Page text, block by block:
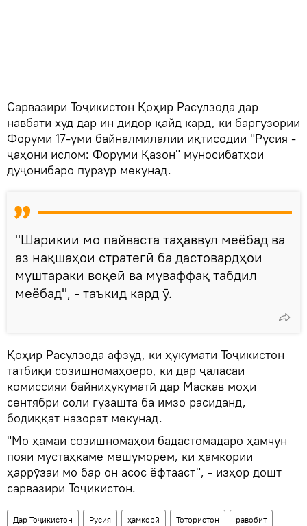
Сарвазири Тоҷикистон Қоҳир Расулзода дар
навбати худ дар ин дидор қайд кард, ки баргузории
Форуми 17-уми байналмилалии иқтисодии "Русия -
ҷаҳони ислом: Форуми Қазон" муносибатҳои
дуҷонибаро пурзур мекунад.
"Шарикии мо пайваста таҳаввул меёбад ва
аз нақшаҳои стратегӣ ба дастовардҳои
муштараки воқеӣ ва муваффақ табдил
меёбад", - таъкид кард ӯ.
Қоҳир Расулзода афзуд, ки ҳукумати Тоҷикистон
татбиқи созишномаҳоеро, ки дар ҷаласаи
комиссияи байниҳукуматӣ дар Маскав моҳи
сентябри соли гузашта ба имзо расиданд,
бодиққат назорат мекунад.
"Мо ҳамаи созишномаҳои бадастомадаро ҳамчун
пояи мустаҳкаме мешуморем, ки ҳамкории
ҳаррӯзаи мо бар он асос ёфтааст", - изҳор дошт
сарвазири Тоҷикистон.
Дар Тоҷикистон Русия ҳамкорӣ Тотористон равобит